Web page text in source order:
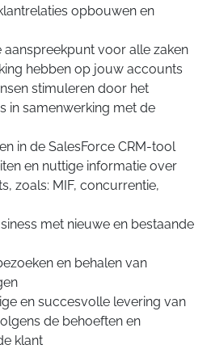
opbouwen en
aanspreekpunt voor alle zaken
hebben op jouw accounts
stimuleren door het
in samenwerking met de
in de SalesForce CRM-tool
en nuttige informatie over
zoals: MIF, concurrentie,
met nieuwe en bestaande
en behalen van
en succesvolle levering van
de behoeften en
klant